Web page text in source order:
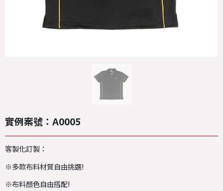
實例案號：A0005
客製化訂製：
※多款布料材質自由挑選!
※布料顏色自由搭配!